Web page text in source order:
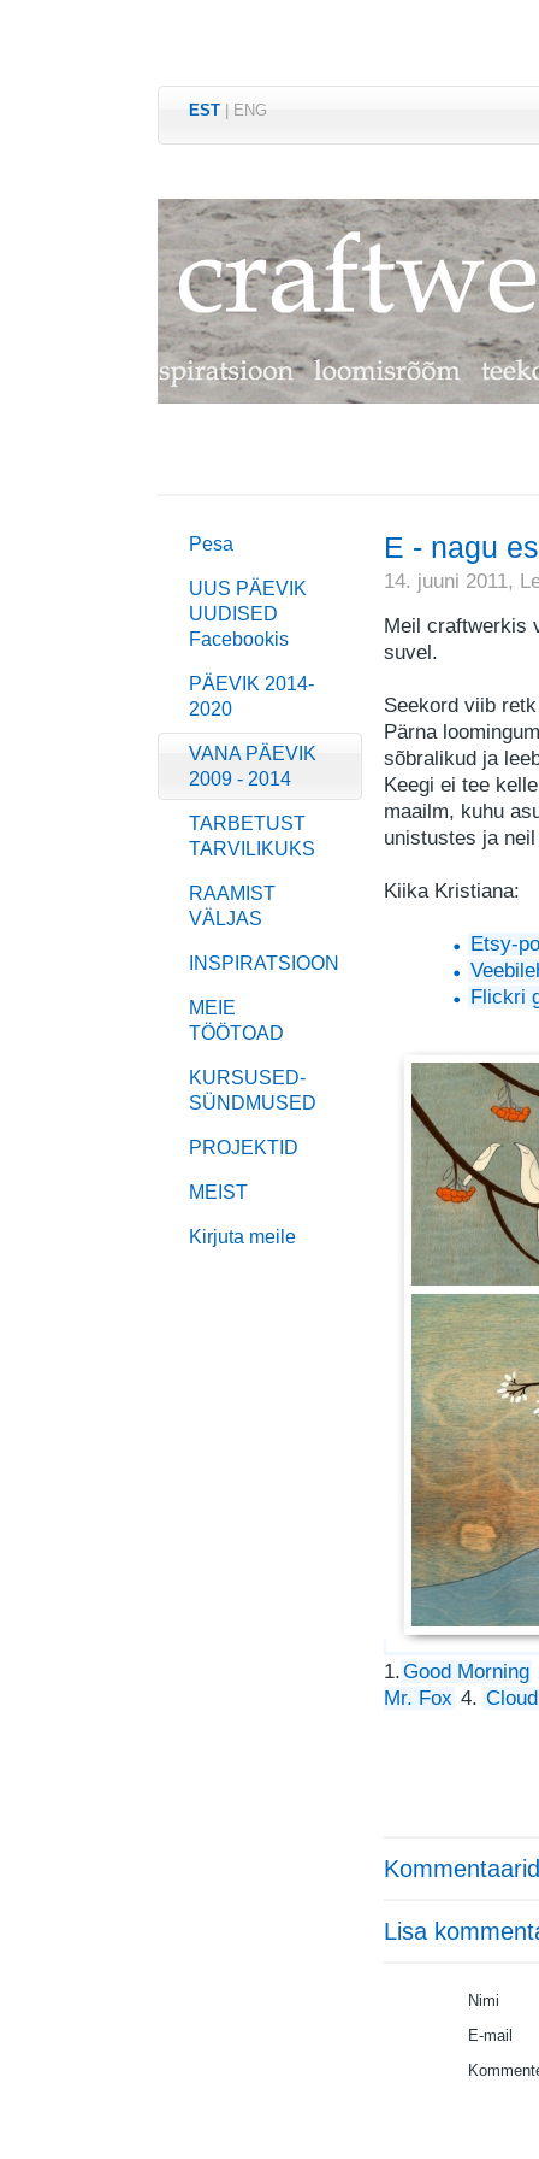
EST ENG
Pesa
UUS PÄEVIK
UUDISED
Facebookis
PÄEVIK 2014-
2020
VANA PÄEVIK
2009 - 2014
TARBETUST
TARVILIKUKS
RAAMIST
VÄLJAS
INSPIRATSIOON
MEIE
TÖÖTOAD
KURSUSED-
SÜNDMUSED
PROJEKTID
MEIST
Kirjuta meile
E - nagu
14. juuni 2011,
Meil craftwerkis
suvel.
Seekord viib
Pärna
sõbralikud ja
Keegi ei tee
maailm, kuhu
unistustes ja
Kiika Kristiana:
Etsy-
Flickri
1.Good Morning
Mr. Fox 4.
Lisa
Nimi
E-mail